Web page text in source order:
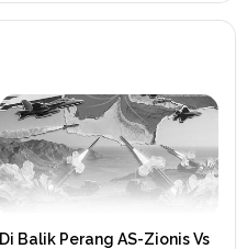
Di Balik Perang AS-Zionis Vs